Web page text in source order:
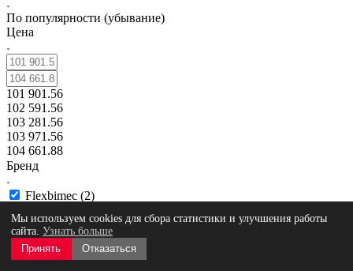
По популярности (убывание)
Цена
101 901.56
102 591.56
103 281.56
103 971.56
104 661.88
Бренд
Flexbimec (2)
Показать
Мы используем cookies для сбора статистики и улучшения работы
сайта. Узнать больше
Принять
Отказаться